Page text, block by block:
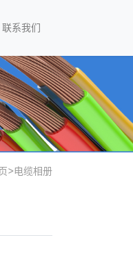
联系我们
>电缆相册